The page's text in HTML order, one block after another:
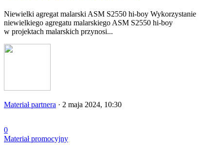
Niewielki agregat malarski ASM S2550 hi-boy Wykorzystanie
niewielkiego agregatu malarskiego ASM S2550 hi-boy
w projektach malarskich przynosi...
Materiał partnera · 2 maja 2024, 10:30
0
Materiał promocyjny